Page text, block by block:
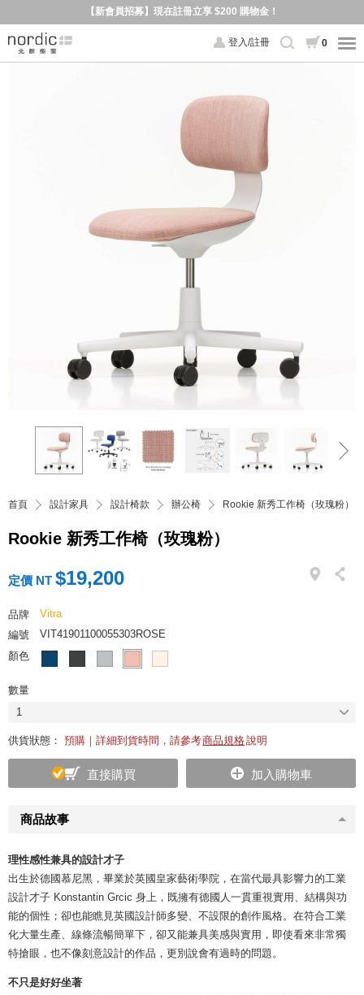
【新會員招募】現在註冊立享 $200 購物金！
登入/註冊 0
首頁 設計家具 設計椅款 辦公椅 Rookie 新秀工作椅（玫瑰粉）
Rookie 新秀工作椅（玫瑰粉）
商品故事
理性感性兼具的設計才子
出生於德國慕尼黑，畢業於英國皇家藝術學院，在當代最具影響力的工業
設計才子 Konstantin Grcic 身上，既擁有德國人一貫重視實用、結構與功
能的個性；卻也能瞧見英國設計師多變、不設限的創作風格。在符合工業
化大量生產、線條流暢簡單下，卻又能兼具美感與實用，即使看來非常獨
特搶眼，也不像刻意設計的作品，更別說會有過時的問題。
不只是好好坐著
定價 NT $19,200
品牌
Vitra
編號
VIT41901100055303ROSE
顏色
數量
1
供貨狀態： 預購｜詳細到貨時間，請參考商品規格說明
直接購買 加入購物車